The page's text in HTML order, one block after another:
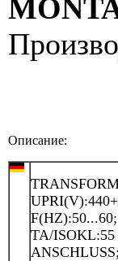
Описание:
TA/ISOKL:55